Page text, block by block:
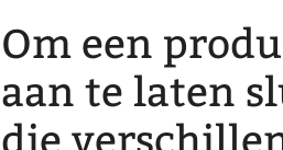
Om een
aan te laten
die